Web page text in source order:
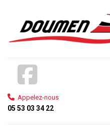
Appelez-nous
05 53 03 34 22